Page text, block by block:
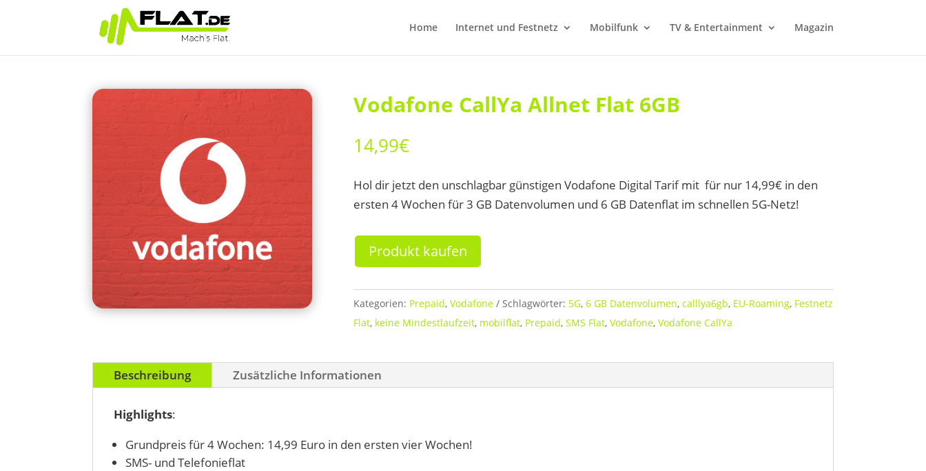
Home Internet und Festnetz Mobilfunk TV & Entertainment Magazin
Vodafone CallYa Allnet Flat 6GB
14,99€
Hol dir jetzt den unschlagbar günstigen Vodafone Digital Tarif mit für nur 14,99€ in den
ersten 4 Wochen für 3 GB Datenvolumen und 6 GB Datenflat im schnellen 5G-Netz!
Produkt kaufen
Kategorien: Prepaid, Vodafone Schlagwörter: 5G, 6 GB Datenvolumen, calllya6gb, EU-Roaming, Festnetz
Flat, keine Mindestlaufzeit, mobilflat, Prepaid, SMS Flat, Vodafone, Vodafone CallYa
Beschreibung Zusätzliche Informationen
Highlights:
Grundpreis für 4 Wochen: 14,99 Euro in den ersten vier Wochen!
SMS- und Telefonieflat